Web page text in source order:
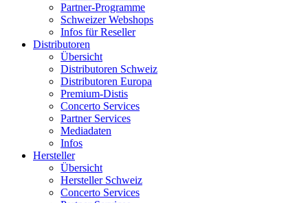
Partner-Programme
Schweizer Webshops
Infos für Reseller
Distributoren
Übersicht
Distributoren Schweiz
Distributoren Europa
Premium-Distis
Concerto Services
Partner Services
Mediadaten
Infos
Hersteller
Übersicht
Hersteller Schweiz
Concerto Services